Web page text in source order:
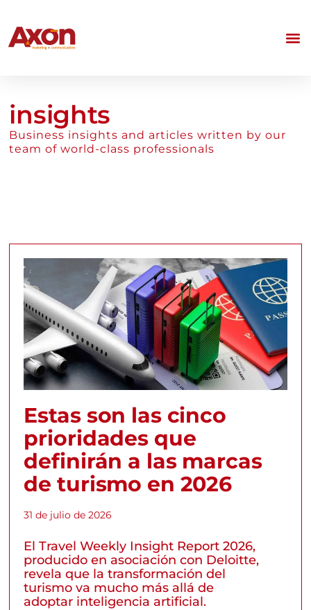
insights
Business insights and articles written by our
team of world-class professionals
Estas son las cinco
prioridades que
definirán a las marcas
de turismo en 2026
31 de julio de 2026
El Travel Weekly Insight Report 2026,
producido en asociación con Deloitte,
revela que la transformación del
turismo va mucho más allá de
adoptar inteligencia artificial.